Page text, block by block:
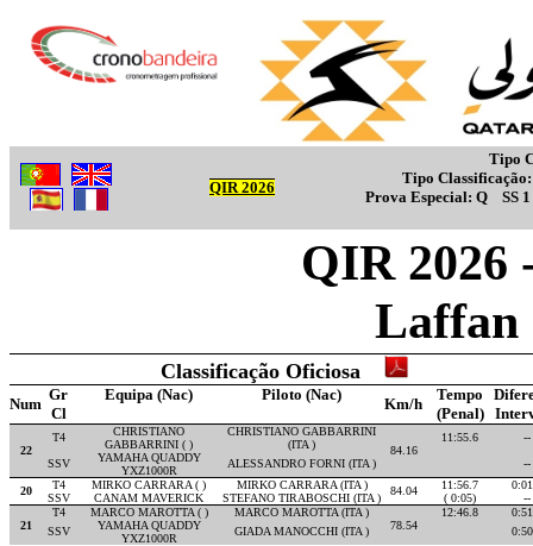
QIR 2026
Tipo
Tipo
Prova Especial: Q
SS 1
QIR 2026
Laffan
Classificação Oficiosa
Num
Gr Equipa (Nac) Piloto (Nac)
Km/h
Tempo
Cl
(Penal)
22
T4
CHRISTIANO
GABBARRINI ( )
CHRISTIANO GABBARRINI
(ITA )
84.16
11:55.6
--
SSV
YAMAHA QUADDY
YXZ1000R
ALESSANDRO FORNI (ITA ) --
20 T4 MIRKO CARRARA ( ) MIRKO CARRARA (ITA ) 84.04 11:56.7
SSV
CANAM MAVERICK STEFANO TIRABOSCHI (ITA ) ( 0:05) --
21
T4 MARCO MAROTTA ( )
MARCO MAROTTA (ITA )
78.54
12:46.8
SSV
YAMAHA QUADDY
YXZ1000R
GIADA MANOCCHI (ITA )